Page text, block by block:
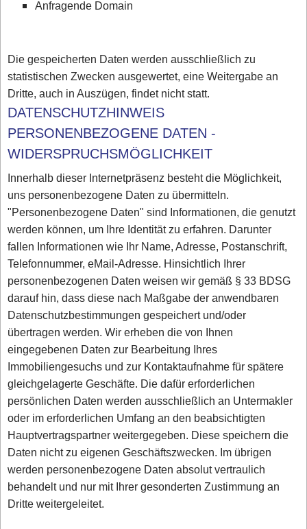
Anfragende Domain
Die gespeicherten Daten werden ausschließlich zu
statistischen Zwecken ausgewertet, eine Weitergabe an
Dritte, auch in Auszügen, findet nicht statt.
DATENSCHUTZHINWEIS
PERSONENBEZOGENE DATEN -
WIDERSPRUCHSMÖGLICHKEIT
Innerhalb dieser Internetpräsenz besteht die Möglichkeit,
uns personenbezogene Daten zu übermitteln.
"Personenbezogene Daten" sind Informationen, die genutzt
werden können, um Ihre Identität zu erfahren. Darunter
fallen Informationen wie Ihr Name, Adresse, Postanschrift,
Telefonnummer, eMail-Adresse. Hinsichtlich Ihrer
personenbezogenen Daten weisen wir gemäß § 33 BDSG
darauf hin, dass diese nach Maßgabe der anwendbaren
Datenschutzbestimmungen gespeichert und/oder
übertragen werden. Wir erheben die von Ihnen
eingegebenen Daten zur Bearbeitung Ihres
Immobiliengesuchs und zur Kontaktaufnahme für spätere
gleichgelagerte Geschäfte. Die dafür erforderlichen
persönlichen Daten werden ausschließlich an Untermakler
oder im erforderlichen Umfang an den beabsichtigten
Hauptvertragspartner weitergegeben. Diese speichern die
Daten nicht zu eigenen Geschäftszwecken. Im übrigen
werden personenbezogene Daten absolut vertraulich
behandelt und nur mit Ihrer gesonderten Zustimmung an
Dritte weitergeleitet.